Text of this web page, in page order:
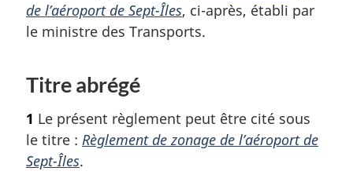
de l’aéroport de Sept-Îles, ci-après, établi par
le ministre des Transports.
Titre abrégé
1 Le présent règlement peut être cité sous
le titre : Règlement de zonage de l’aéroport de
Sept-Îles.